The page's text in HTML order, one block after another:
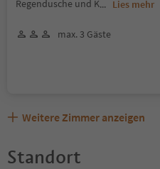
Regendusche und K... Lies mehr
max. 3 Gäste
Weitere Zimmer anzeigen
Standort